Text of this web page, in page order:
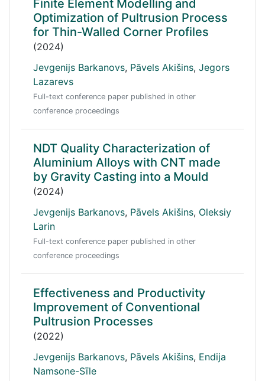
Finite Element Modelling and
Optimization of Pultrusion Process
for Thin-Walled Corner Profiles
(2024)
Jevgenijs Barkanovs, Pāvels Akišins, Jegors
Lazarevs
Full-text conference paper published in other
conference proceedings
NDT Quality Characterization of
Aluminium Alloys with CNT made
by Gravity Casting into a Mould
(2024)
Jevgenijs Barkanovs, Pāvels Akišins, Oleksiy
Larin
Full-text conference paper published in other
conference proceedings
Effectiveness and Productivity
Improvement of Conventional
Pultrusion Processes
(2022)
Jevgenijs Barkanovs, Pāvels Akišins, Endija
Namsone-Sīle